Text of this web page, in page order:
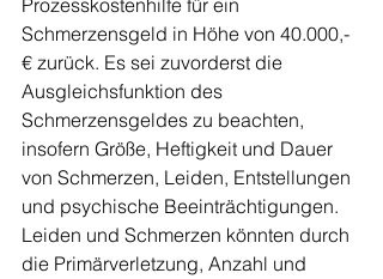
Prozesskostenhilfe für ein
Schmerzensgeld in Höhe von 40.000,-
€ zurück. Es sei zuvorderst die
Ausgleichsfunktion des
Schmerzensgeldes zu beachten,
insofern Größe, Heftigkeit und Dauer
von Schmerzen, Leiden, Entstellungen
und psychische Beeinträchtigungen.
Leiden und Schmerzen könnten durch
die Primärverletzung, Anzahl und